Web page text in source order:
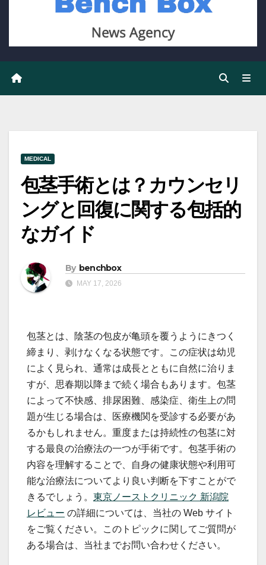
MEDICAL
包茎手術とは？カウンセリ
ングと回復に関する包括的
なガイド
By benchbox
MAY 17, 2026
包茎とは、陰茎の包皮が亀頭を覆うようにきつく
締まり、剥けなくなる状態です。この症状は幼児
によく見られ、通常は成長とともに自然に治りま
すが、思春期以降まで続く場合もあります。包茎
によって不快感、排尿困難、感染症、衛生上の問
題が生じる場合は、医療機関を受診する必要があ
るかもしれません。重度または持続性の包茎に対
する最良の治療法の一つが手術です。包茎手術の
内容を理解することで、自身の健康状態や利用可
能な治療法についてより良い判断を下すことがで
きるでしょう。 東京ノーストクリニック 新潟院
レビュー の詳細については、当社の Web サイト
をご覧ください。このトピックに関してご質問が
ある場合は、当社までお問い合わせください。